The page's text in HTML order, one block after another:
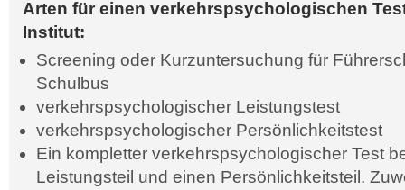
Arten für einen verkehrspsychologischen
Institut:
Screening oder Kurzuntersuchung für
Schulbus
verkehrspsychologischer Leistungstest
verkehrspsychologischer Persönlichkeitstest
Ein kompletter verkehrspsychologischer Test
Leistungsteil und einen Persönlichkeitsteil.